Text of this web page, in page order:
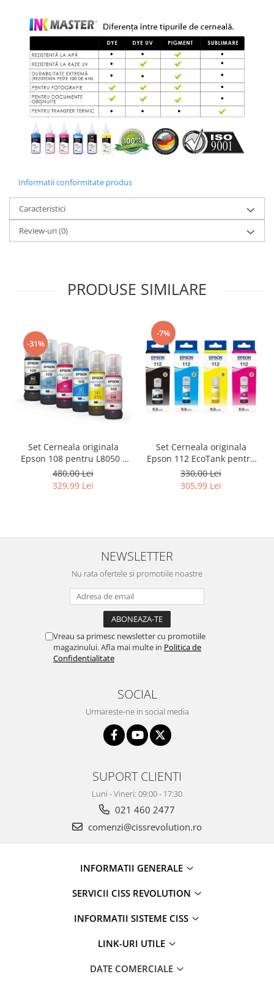
Informatii conformitate produs
Caracteristici
Review-uri(0)
PRODUSE SIMILARE
-31%
Set Cerneala originala
Epson 108 pentru L8050 /
L18050
480,00 Lei
329,99 Lei
-7%
Set Cerneala originala
Epson 112 EcoTank pentru
L6460, L6490, L6550, L6570,
L6580, L11160, L15150,
L15160, L15180
330,00 Lei
305,99 Lei
NEWSLETTER
Nu rata ofertele si promotiile noastre
Vreau sa primesc newsletter cu promotiile
magazinului. Afla mai multe in Politica de
Confidentialitate
SOCIAL
Urmareste-ne in social media
SUPORT CLIENTI
Luni - Vineri: 09:00 - 17:30
021 460 2477
comenzi@cissrevolution.ro
INFORMATII GENERALE
SERVICII CISS REVOLUTION
INFORMATII SISTEME CISS
LINK-URI UTILE
DATE COMERCIALE